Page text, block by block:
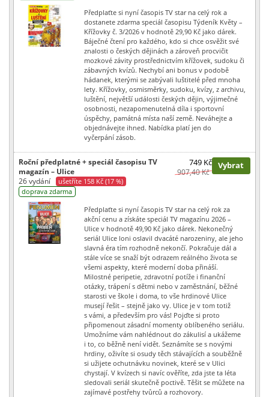
Předplaťte si nyní časopis TV star na celý rok a
dostanete zdarma speciál časopisu Týdeník Květy –
Křížovky č. 3/2026 v hodnotě 29,90 Kč jako dárek.
Báječné čtení pro každého, kdo si chce osvěžit své
znalosti o českých dějinách a zároveň procvičit
mozkové závity prostřednictvím křížovek, sudoku či
zábavných kvízů. Nechybí ani bonus v podobě
hádanek, kterými se zabývali luštitelé před mnoha
lety. Křížovky, osmisměrky, sudoku, kvízy, z archivu,
luštění, největší události českých dějin, výjimečné
osobnosti, nezapomenutelná díla i sportovní
úspěchy, památná místa naší země. Neváhejte a
objednávejte ihned. Nabídka platí jen do
vyčerpání zásob.
Roční předplatné + speciál časopisu TV
magazín – Ulice
26 vydání
ušetříte 158 Kč (17 %)
doprava zdarma
749 Kč
907,40 Kč
Vybrat
Předplaťte si nyní časopis TV star na celý rok za
akční cenu a získáte speciál TV magazínu 2026 –
Ulice v hodnotě 49,90 Kč jako dárek. Nekonečný
seriál Ulice loni oslavil dvacáté narozeniny, ale jeho
slavná éra tím rozhodně nekončí. Pokračuje dál a
stále více se snaží být odrazem reálného života se
všemi aspekty, které moderní doba přináší.
Milostné peripetie, zdravotní potíže i finanční
otázky, trápení s dětmi nebo v zaměstnání, běžné
starosti ve škole i doma, to vše hrdinové Ulice
musejí řešit – stejně jako vy. Ulice je v tom totiž
s vámi, a především pro vás! Pojďte si proto
připomenout zásadní momenty oblíbeného seriálu.
Umožníme vám nahlédnout do zákulisí a ukážeme
i to, co běžně není vidět. Seznámíte se s novými
hrdiny, oživíte si osudy těch stávajících a souběžně
si užijete ochutnávku novinek, které se v Ulici
chystají. V kvízech si navíc ověříte, zda jste ta léta
sledovali seriál skutečně poctivě. Těšit se můžete na
zajímavé postřehy tvůrců a rozhovory.